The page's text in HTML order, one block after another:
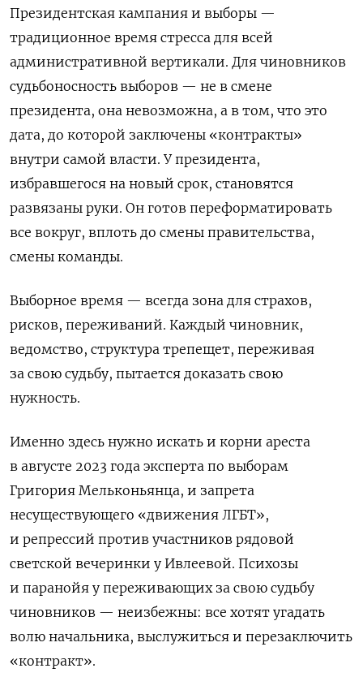
Президентская кампания и выборы —
традиционное время стресса для всей
административной вертикали. Для чиновников
судьбоносность выборов — не в смене
президента, она невозможна, а в том, что это
дата, до которой заключены «контракты»
внутри самой власти. У президента,
избравшегося на новый срок, становятся
развязаны руки. Он готов переформатировать
все вокруг, вплоть до смены правительства,
смены команды.
Выборное время — всегда зона для страхов,
рисков, переживаний. Каждый чиновник,
ведомство, структура трепещет, переживая
за свою судьбу, пытается доказать свою
нужность.
Именно здесь нужно искать и корни ареста
в августе 2023 года эксперта по выборам
Григория Мельконьянца, и запрета
несуществующего «движения ЛГБТ»,
и репрессий против участников рядовой
светской вечеринки у Ивлеевой. Психозы
и паранойя у переживающих за свою судьбу
чиновников — неизбежны: все хотят угадать
волю начальника, выслужиться и перезаключить
«контракт».